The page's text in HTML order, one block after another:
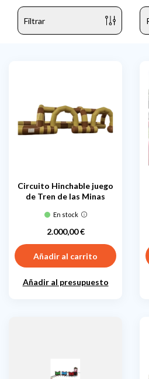
Filtrar
Circuito Hinchable juego
de Tren de las Minas
En stock
Precio
2.000,00 €
Añadir al carrito
Añadir al presupuesto